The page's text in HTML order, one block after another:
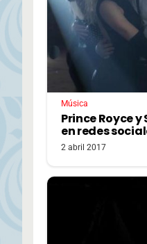
Música
Prince Royce
en redes
2 abril 2017